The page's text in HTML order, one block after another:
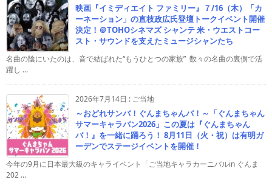
映画『イミディエイト ファミリー』７/16（木）「カ
ーネーション」の直枝政広氏登壇トークイベント開催
決定！＠TOHOシネマズ シャンテ 米・ウエストコー
スト・サウンドを支えたミュージシャンたち
名曲の陰にいたのは、音で結ばれた“もうひとつの家族” 数々の名曲の裏側で活
躍し ...
2026年7月14日 : ご当地
～おどれサンバ！ぐんまちゃんバ！～「ぐんまちゃん
サマーキャラバン2026」この夏は『ぐんまちゃん
バ！』を一緒に踊ろう！ 8月11日（火・祝）は有明ガ
ーデンでステージイベントを開催！
今年の9月に日本最大級のキャライベント「ご当地キャラカーニバルin ぐんま
202 ...